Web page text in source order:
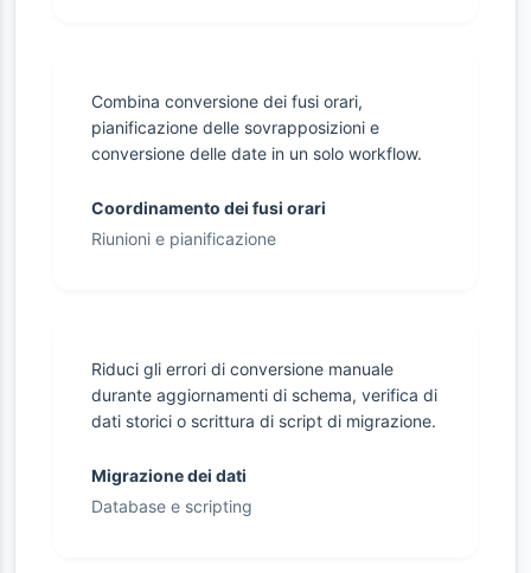
Combina conversione dei fusi orari,
pianificazione delle sovrapposizioni e
conversione delle date in un solo workflow.
Coordinamento dei fusi orari
Riunioni e pianificazione
Riduci gli errori di conversione manuale
durante aggiornamenti di schema, verifica di
dati storici o scrittura di script di migrazione.
Migrazione dei dati
Database e scripting